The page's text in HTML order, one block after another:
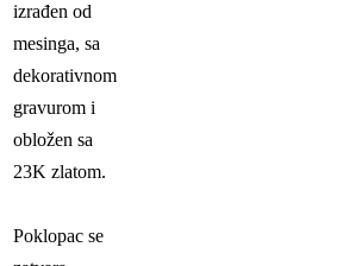
izrađen od
mesinga, sa
dekorativnom
gravurom i
obložen sa
23K zlatom.
Poklopac se